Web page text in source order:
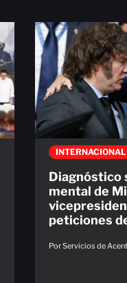
INTERNACIONAL
Diagnóstico
mental de
peticiones
Por Servicios de